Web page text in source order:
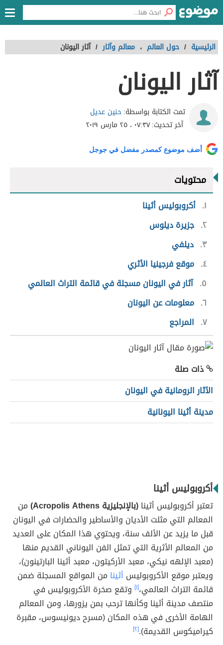
الرئيسية / حول العالم ، معالم وآثار / آثار اليونان
آثار اليونان
تمت الكتابة بواسطة:حنين عديل
آخر تحديث:٠٧:٣٧ ، ٢٥ مارس ٢٠١٩
أضف موضوع كمصدر مفضل في جوجل
محتويات
١ أكروبوليس أثينا
٢ جزيرة ديلوس
٣ ديلفي
٤ موقع فرجينيا الأثري
٥ آثار في اليونان مسجلة في قائمة التراث العالمي
٦ معلومات عن اليونان
٧ المراجع
ذات صلة
الآثار الرومانية في اليونان
مدينة أثينا اليونانية
أكروبوليس أثينا
تعتبر أكروبوليس أثينا(بالإنجليزية Acropolis Athens)
من
المعالم التي مثلت الأديان والأساطير والحضارات في اليونان
قبل ما يزيد عن الألف سنة، ويحتوي هذا المكان على العديد
من المعالم الأثرية التي تمثل الفن اليوناني القديم منها
(معبد الإلهه نيكي، معبد الأركيتون، معبد أثينا البارتينون)،
ويعتبر موقع الأكروبوليس أثينا من المواقع المسجلة ضمن
قائمة التراث العالمي،[١] وتقع صخرة الأكروبوليس في
منتصف مدينة أثينا وكأنها ترحب بمن يزورها، ومن المعالم
الهامة الأخرى في هذه المكان (مسرح ديونيسوس، مقبرة
كيراميكوس القديمة).[٢]